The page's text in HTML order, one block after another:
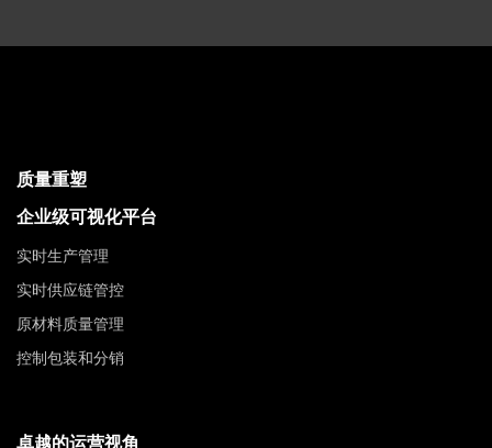
质量重塑
企业级可视化平台
实时生产管理
实时供应链管控
原材料质量管理
控制包装和分销
卓越的运营视角